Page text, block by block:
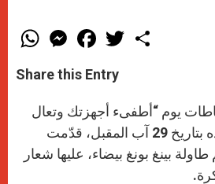
W
h
t
s
p
p
M
e
s
e
g
e
r
F
a
e
b
o
k
w
Share this Entry
يوم “أطفىء أجهزتك وتعال
للّعب” الذي حُدّد موعده بتاريخ 29 آب المقبل، قدّمت
بينغ بونغ بيضاء، عليها شعار